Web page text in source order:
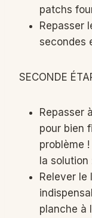
patchs
Repasser
secondes
SECONDE
Repasser
pour bien
problème
la solution
Relever le
planche à